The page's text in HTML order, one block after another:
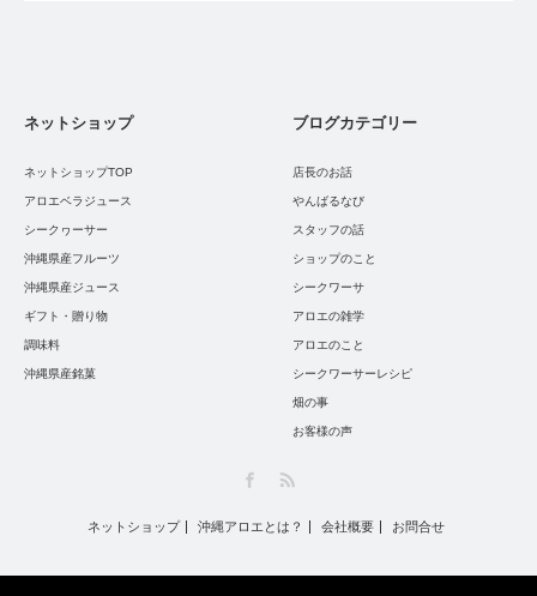
ネットショップ
ネットショップTOP
アロエベラジュース
シークヮーサー
沖縄県産フルーツ
沖縄県産ジュース
ギフト・贈り物
調味料
沖縄県産銘菓
ブログカテゴリー
店長のお話
やんばるなび
スタッフの話
ショップのこと
シークワーサ
アロエの雑学
アロエのこと
シークワーサーレシピ
畑の事
お客様の声
ネットショップ 沖縄アロエとは？ 会社概要 お問合せ